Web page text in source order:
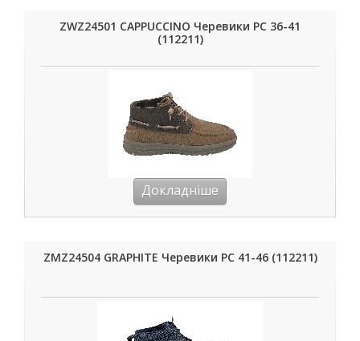
ZWZ24501 CAPPUCCINO Черевики РС 36-41
(112211)
Докладніше
ZMZ24504 GRAPHITE Черевики РС 41-46 (112211)